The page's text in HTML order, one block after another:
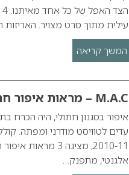
עילית מתוך סרט מצויר. האריזות
המשך קריאה
M.A.C – מראות איפור חתוליים
2010-11,
אלגנטי, מתפנק…